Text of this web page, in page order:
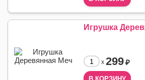
Игрушка
x 299₽